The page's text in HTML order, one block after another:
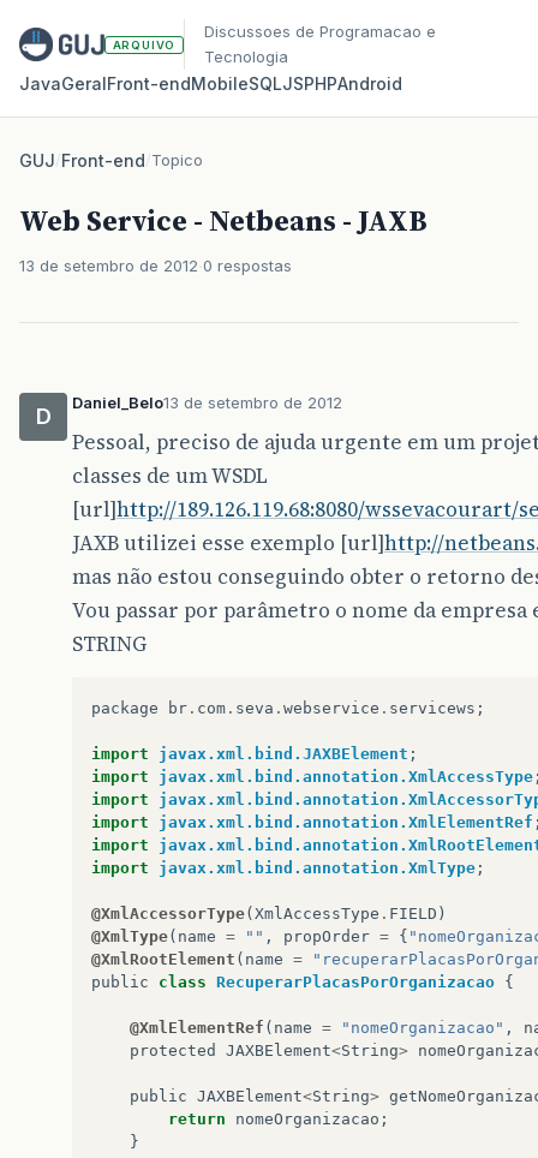
ARQUIVO
Discussoes de Programacao e
Tecnologia
JavaGeralFront‑endMobileSQLJSPHPAndroid
GUJ/Front-end/Topico
Web Service - Netbeans - JAXB
13 de setembro de 2012 0 respostas
D
Daniel_Belo13 de setembro de 2012
Pessoal, preciso de ajuda urgente em um
classes de um WSDL
[url]http://189.126.119.68:8080/
JAXB utilizei esse exemplo [url]http://
mas não estou conseguindo obter o retorno
Vou passar por parâmetro o nome da
STRING
package br . com . seva . webservice . servicews ;
import javax.xml.bind.JAXBElement ;
import
javax.xml.bind.annotation.XmlAccessType
import
import
javax.xml.bind.annotation.XmlElementRef
import
import
javax.xml.bind.annotation.XmlType ;
@XmlAccessorType( XmlAccessType . FIELD )
@XmlType( name = "" , propOrder = {
@XmlRootElement ( name =
public
class RecuperarPlacasPorOrganizacao {
@XmlElementRef ( name = "nomeOrganizacao" ,
protected
JAXBElement<String>
public JAXBElement<String>
return
nomeOrganizacao ;
}